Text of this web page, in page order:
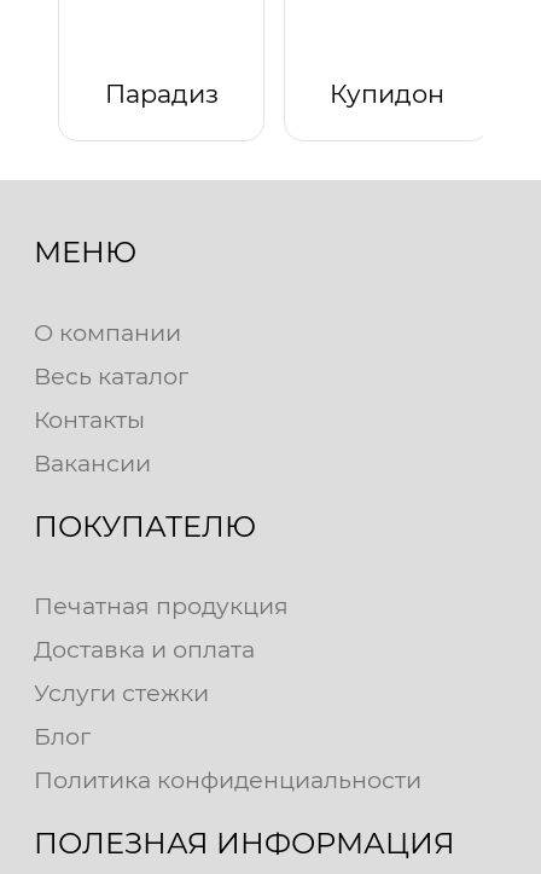
Парадиз Купидон
МЕНЮ
О компании
Весь каталог
Контакты
Вакансии
ПОКУПАТЕЛЮ
Печатная продукция
Доставка и оплата
Услуги стежки
Блог
Политика конфиденциальности
ПОЛЕЗНАЯ ИНФОРМАЦИЯ